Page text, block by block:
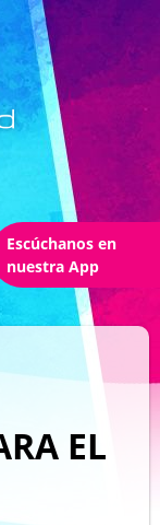
Escúchanos en
nuestra App
EL